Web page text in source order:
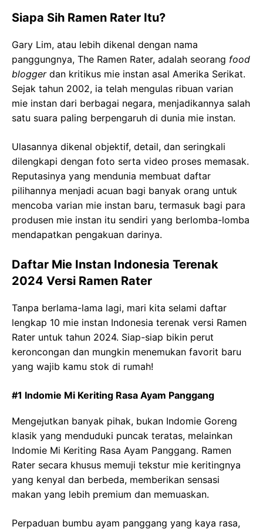
Siapa Sih Ramen Rater Itu?
Gary Lim, atau lebih dikenal dengan nama
panggungnya, The Ramen Rater, adalah seorang food
bloggerdan kritikus mie instan asal Amerika Serikat.
Sejak tahun 2002, ia telah mengulas ribuan varian
mie instan dari berbagai negara, menjadikannya salah
satu suara paling berpengaruh di dunia mie instan.
Ulasannya dikenal objektif, detail, dan seringkali
dilengkapi dengan foto serta video proses memasak.
Reputasinya yang mendunia membuat daftar
pilihannya menjadi acuan bagi banyak orang untuk
mencoba varian mie instan baru, termasuk bagi para
produsen mie instan itu sendiri yang berlomba-lomba
mendapatkan pengakuan darinya.
Daftar Mie Instan Indonesia Terenak
2024 Versi Ramen Rater
Tanpa berlama-lama lagi, mari kita selami daftar
lengkap 10 mie instan Indonesia terenak versi Ramen
Rater untuk tahun 2024. Siap-siap bikin perut
keroncongan dan mungkin menemukan favorit baru
yang wajib kamu stok di rumah!
#1 Indomie Mi Keriting Rasa Ayam Panggang
Mengejutkan banyak pihak, bukan Indomie Goreng
klasik yang menduduki puncak teratas, melainkan
Indomie Mi Keriting Rasa Ayam Panggang. Ramen
Rater secara khusus memuji tekstur mie keritingnya
yang kenyal dan berbeda, memberikan sensasi
makan yang lebih premium dan memuaskan.
Perpaduan bumbu ayam panggang yang kaya rasa,